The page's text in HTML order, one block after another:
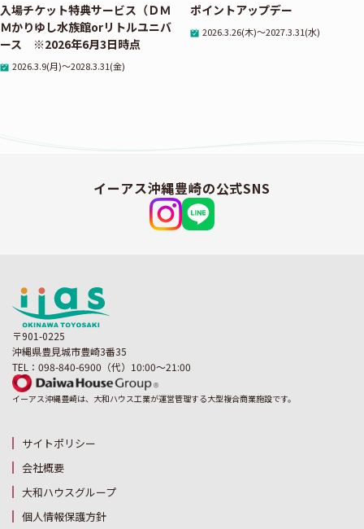
入場チケット特典サービス（ＤＭ
Ｍかりゆし水族館orリトルユニバ
ース ※2026年6月3日時点
2026.3.9(月)～2028.3.31(金)
ポイントアップデー
2026.3.26(木)～2027.3.31(水)
イーアス沖縄豊崎の公式SNS
〒901-0225
沖縄県豊見城市豊崎3番35
TEL：098-840-6900（代）10:00～21:00
イーアス沖縄豊崎は、大和ハウス工業が運営管理する大型複合商業施設です。
サイトポリシー
会社概要
大和ハウスグループ
個人情報保護方針